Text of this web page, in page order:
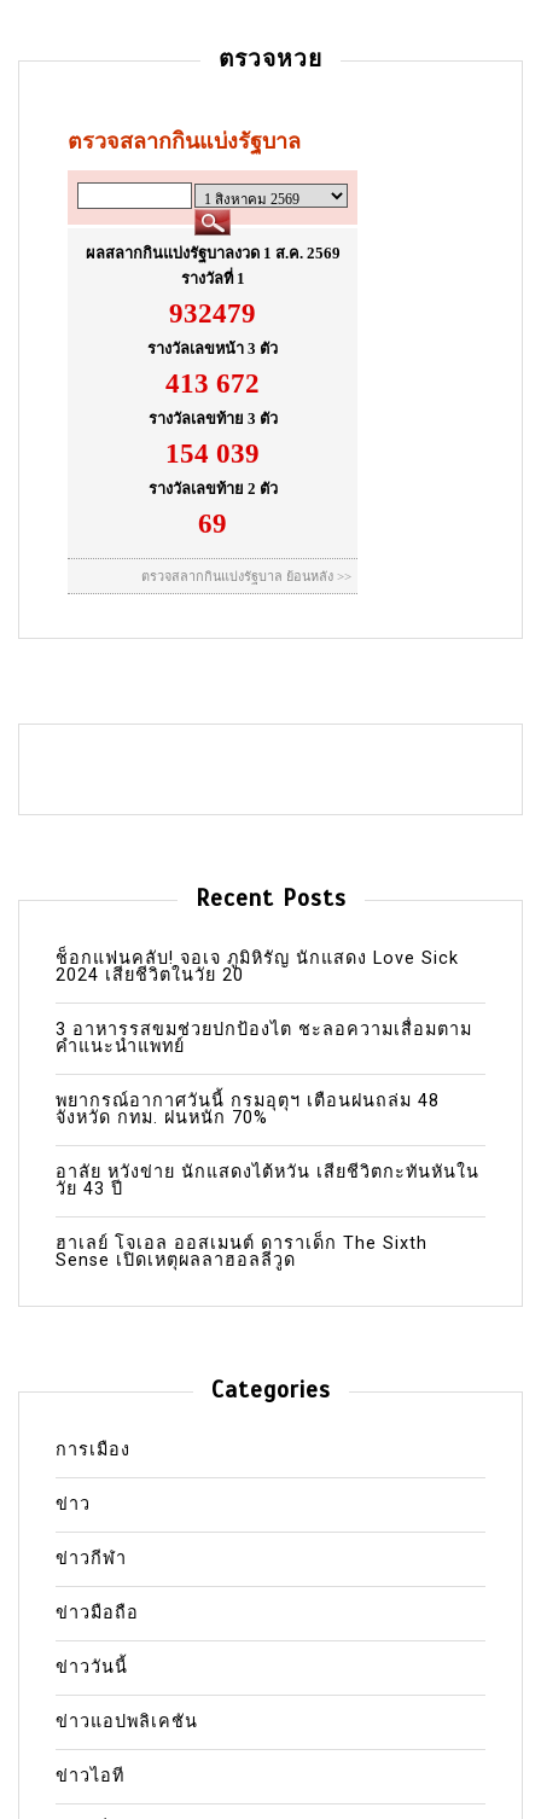
ตรวจหวย
Recent Posts
ช็อกแฟนคลับ! จอเจ ภูมิหิรัญ นักแสดง Love Sick
2024 เสียชีวิตในวัย 20
3 อาหารรสขมช่วยปกป้องไต ชะลอความเสื่อมตาม
คำแนะนำแพทย์
พยากรณ์อากาศวันนี้ กรมอุตุฯ เตือนฝนถล่ม 48
จังหวัด กทม. ฝนหนัก 70%
อาลัย หวังข่าย นักแสดงไต้หวัน เสียชีวิตกะทันหันใน
วัย 43 ปี
ฮาเลย์ โจเอล ออสเมนต์ ดาราเด็ก The Sixth
Sense เปิดเหตุผลลาฮอลลีวูด
Categories
การเมือง
ข่าว
ข่าวกีฬา
ข่าวมือถือ
ข่าววันนี้
ข่าวแอปพลิเคชัน
ข่าวไอที